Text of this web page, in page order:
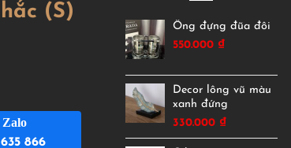
(S)
Zalo
866
Ống đựng đũa đôi
550.000 ₫
Decor lông vũ màu
xanh đứng
330.000 ₫